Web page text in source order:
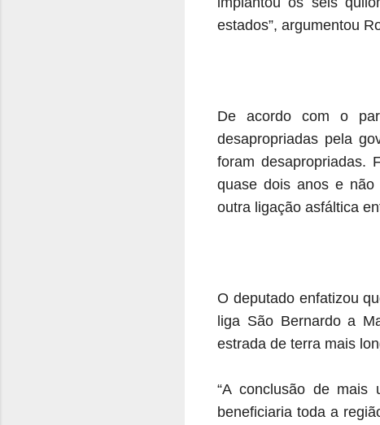
estados”, argumentou
De acordo com o
desapropriadas pela
foram desapropriadas.
quase dois anos e não
outra ligação asfáltica
O deputado enfatizou
liga São Bernardo a
estrada de terra mais
“A conclusão de
beneficiaria toda a